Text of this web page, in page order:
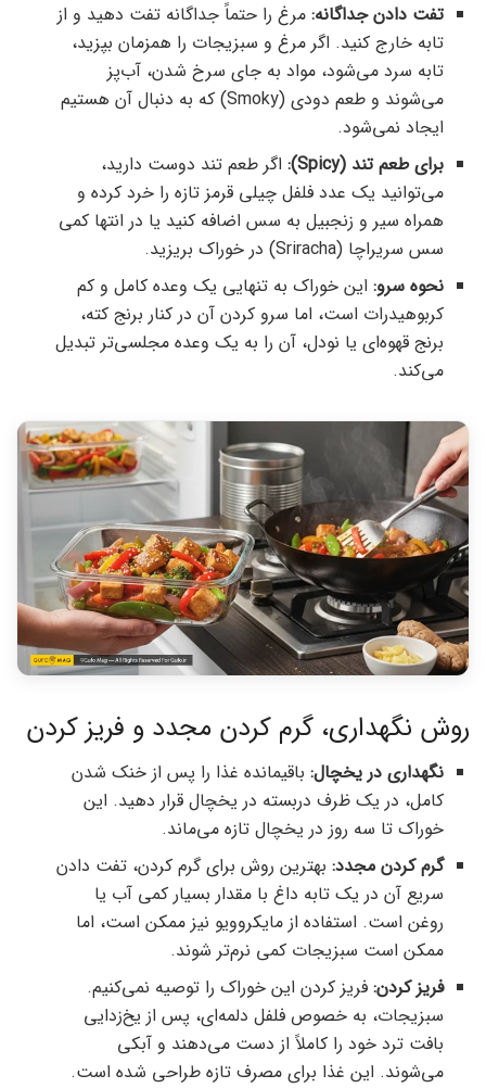
تفت دادن جداگانه: مرغ را حتماً جداگانه تفت دهید و از
تابه خارج کنید. اگر مرغ و سبزیجات را همزمان بپزید،
تابه سرد می‌شود، مواد به جای سرخ شدن، آب‌پز
می‌شوند و طعم دودی (Smoky) که به دنبال آن هستیم
ایجاد نمی‌شود.
برای طعم تند (Spicy):
اگر طعم تند دوست دارید،
می‌توانید یک عدد فلفل چیلی قرمز تازه را خرد کرده و
همراه سیر و زنجبیل به سس اضافه کنید یا در انتها کمی
سس سریراچا (Sriracha) در خوراک بریزید.
نحوه سرو: این خوراک به تنهایی یک وعده کامل و کم
کربوهیدرات است، اما سرو کردن آن در کنار برنج کته،
برنج قهوه‌ای یا نودل، آن را به یک وعده مجلسی‌تر تبدیل
می‌کند.
روش نگهداری، گرم کردن مجدد و فریز کردن
نگهداری در یخچال: باقیمانده غذا را پس از خنک شدن
کامل، در یک ظرف دربسته در یخچال قرار دهید. این
خوراک تا سه روز در یخچال تازه می‌ماند.
گرم کردن مجدد: بهترین روش برای گرم کردن، تفت دادن
سریع آن در یک تابه داغ با مقدار بسیار کمی آب یا
روغن است. استفاده از مایکروویو نیز ممکن است، اما
ممکن است سبزیجات کمی نرم‌تر شوند.
فریز کردن: فریز کردن این خوراک را توصیه نمی‌کنیم.
سبزیجات، به خصوص فلفل دلمه‌ای، پس از یخ‌زدایی
بافت ترد خود را کاملاً از دست می‌دهند و آبکی
می‌شوند. این غذا برای مصرف تازه طراحی شده است.